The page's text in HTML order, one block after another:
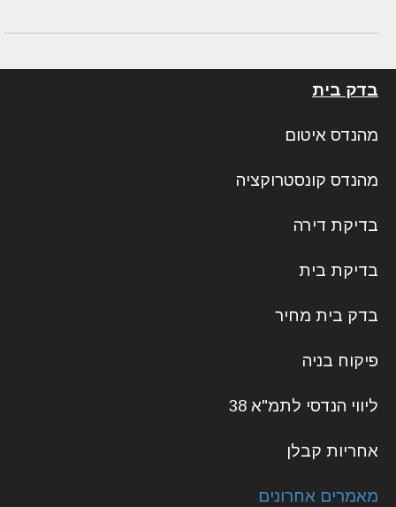
בדק בית
מהנדס איטום
מהנדס קונסטרוקציה
בדיקת דירה
בדיקת בית
בדק בית מחיר
פיקוח בניה
ליווי הנדסי לתמ"א 38
אחריות קבלן
מאמרים אחרונים